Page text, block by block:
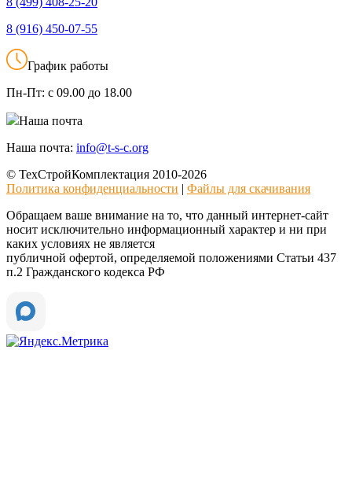
8 (916) 450-07-55
График работы
Пн-Пт: с 09.00 до 18.00
Наша почта
Наша почта: info@t-s-c.org
© ТехСтройКомплектация 2010-2026
Политика конфиденциальности
Файлы для скачивания
Обращаем ваше внимание на то, что данный интернет-сайт
носит исключительно информационный характер и ни при
каких условиях не является
публичной офертой, определяемой положениями Статьи 437
п.2 Гражданского кодекса РФ